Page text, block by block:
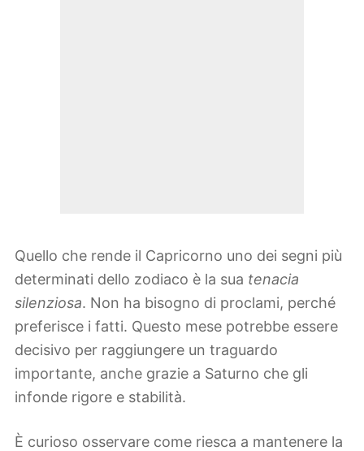
Quello che rende il Capricorno uno dei segni più
determinati dello zodiaco è la sua tenacia
silenziosa. Non ha bisogno di proclami, perché
preferisce i fatti. Questo mese potrebbe essere
decisivo per raggiungere un traguardo
importante, anche grazie a Saturno che gli
infonde rigore e stabilità.
È curioso osservare come riesca a mantenere la